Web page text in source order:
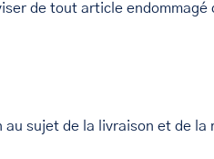
de tout article
au sujet de la livraison et de